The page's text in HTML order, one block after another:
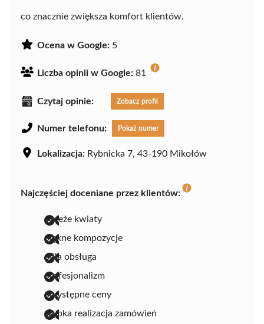
co znacznie zwiększa komfort klientów.
Ocena w Google: 5
Liczba opinii w Google: 81
Czytaj opinie: Zobacz profil
Numer telefonu: Pokaż numer
Lokalizacja: Rybnicka 7, 43-190 Mikołów
Najczęściej doceniane przez klientów:
świeże kwiaty
piękne kompozycje
miła obsługa
profesjonalizm
przystępne ceny
szybka realizacja zamówień